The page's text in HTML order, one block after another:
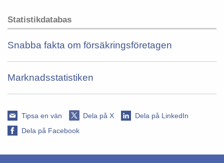
Statistikdatabas
Snabba fakta om försäkringsföretagen
Marknadsstatistiken
Tipsa en vän Dela på X
Dela på LinkedIn
Dela på Facebook